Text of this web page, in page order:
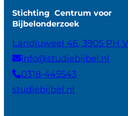
Stichting Centrum voor
Bijbelonderzoek
Landjuweel 46, 3905 PH
info@studiebijbel.nl
0318-445543
studiebijbel.nl